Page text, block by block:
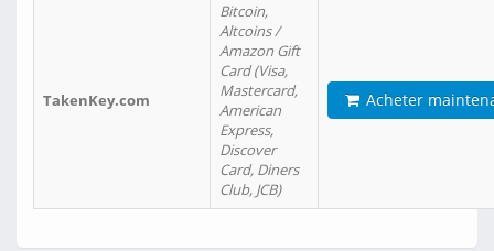
TakenKey.com
Bitcoin,
Altcoins /
Amazon Gift
Card (Visa,
Mastercard,
American
Express,
Discover
Card, Diners
Club, JCB)
Acheter